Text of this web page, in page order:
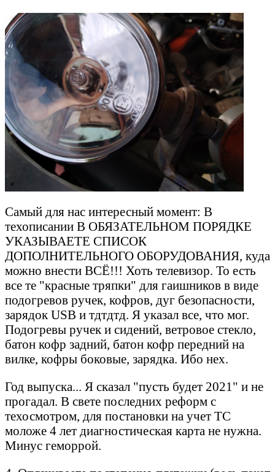
Самый для нас интересный момент: В
техописании В ОБЯЗАТЕЛЬНОМ ПОРЯДКЕ
УКАЗЫВАЕТЕ СПИСОК
ДОПОЛНИТЕЛЬНОГО ОБОРУДОВАНИЯ, куда
можно внести ВСЁ!!! Хоть телевизор. То есть
все те "красные тряпки" для гаишников в виде
подогревов ручек, кофров, дуг безопасности,
зарядок USB и тдтдтд. Я указал все, что мог.
Подогревы ручек и сидений, ветровое стекло,
батон кофр задний, батон кофр передний на
вилке, кофры боковые, зарядка. Ибо нех.
Год выпуска... Я сказал "пусть будет 2021" и не
прогадал. В свете последних реформ с
техосмотром, для постановки на учет ТС
моложе 4 лет диагностическая карта не нужна.
Минус геморрой.